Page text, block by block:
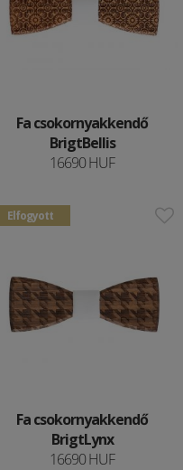
Fa csokornyakkendő
BrigtBellis
16690 HUF
Elfogyott
Fa csokornyakkendő
BrigtLynx
16690 HUF